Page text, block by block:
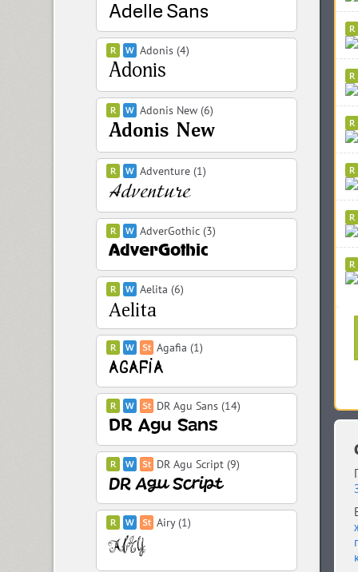
Adonis (4)
Adonis New (6)
Adventure (1)
AdverGothic (3)
Aelita (6)
Agafia (1)
DR Agu Sans (14)
DR Agu Script (9)
Airy (1)